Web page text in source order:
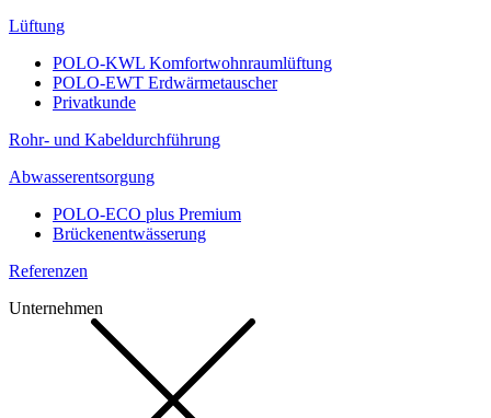
Lüftung
POLO-KWL Komfortwohnraumlüftung
POLO-EWT Erdwärmetauscher
Privatkunde
Rohr- und Kabeldurchführung
Abwasserentsorgung
POLO-ECO plus Premium
Brückenentwässerung
Referenzen
Unternehmen